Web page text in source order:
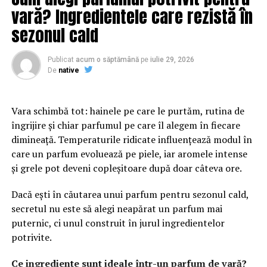
Designul profesional influențează percepția asupra
brandului. O platformă bine organizată transmite
seriozitate și atenție la detalii. În plus, structura clară a
paginilor îi ajută pe vizitatori să găsească rapid
informațiile importante și să interacționeze mai ușor cu
Conținutul are un rol esențial în procesul de atragere și
convingere a publicului. Articolele informative, studiile
de caz și paginile bine optimizate oferă valoare și
demonstrează expertiza companiei. Acest lucru
contribuie la dezvoltarea unei relații solide cu
Pe lângă experiența oferită de website, vizibilitatea este
un factor decisiv. Chiar și cea mai bună platformă poate
avea rezultate limitate dacă nu este găsită de publicul
potrivit. De aceea, optimizarea și promovarea trebuie să
vară? Ingredientele care rezistă în
sezonul cald
Publicat acum o săptămână pe iulie 29, 2026
De native
Vara schimbă tot: hainele pe care le purtăm, rutina de
îngrijire și chiar parfumul pe care îl alegem în fiecare
dimineață. Temperaturile ridicate influențează modul în
care un parfum evoluează pe piele, iar aromele intense
și grele pot deveni copleșitoare după doar câteva ore.
Dacă ești în căutarea unui parfum pentru sezonul cald,
secretul nu este să alegi neapărat un parfum mai
puternic, ci unul construit în jurul ingredientelor
potrivite.
Ce ingrediente sunt ideale într-un parfum de vară?